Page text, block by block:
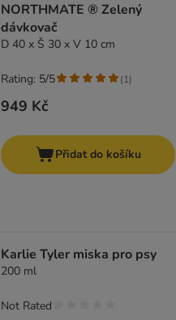
NORTHMATE ® Zelený
dávkovač
D 40 x Š 30 x V 10 cm
949 Kč
Rating: 5/5 (1)
Přidat do košíku
Karlie Tyler miska pro psy
200 ml
Not Rated